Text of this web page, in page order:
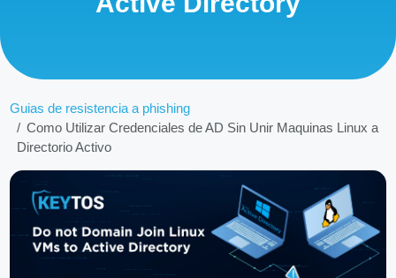
Guias de resistencia a phishing
Como Utilizar Credenciales de AD Sin Unir Maquinas Linux a
Directorio Activo